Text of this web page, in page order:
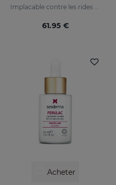
Implacable contre les rides et doux avec votre peau
61.95 €
Acheter